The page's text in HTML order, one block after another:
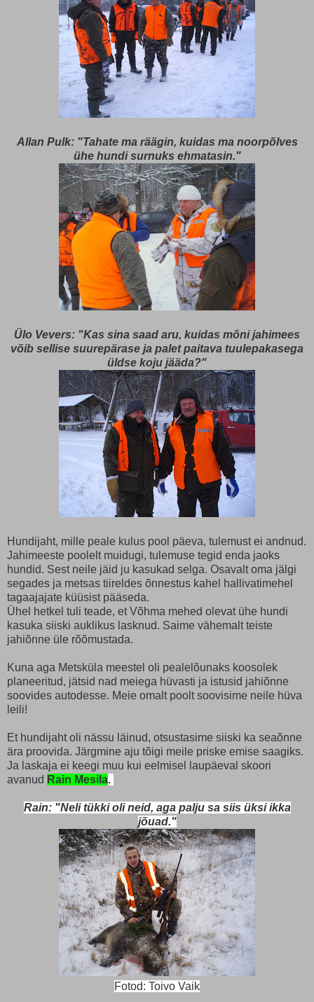
Allan Pulk: "Tahate ma räägin, kuidas ma noorpõlves
ühe hundi surnuks ehmatasin."
Ülo Vevers: "Kas sina saad aru, kuidas mõni jahimees
võib sellise suurepärase ja palet paitava tuulepakasega
üldse koju jääda?"
Hundijaht, mille peale kulus pool päeva, tulemust ei andnud.
Jahimeeste poolelt muidugi, tulemuse tegid enda jaoks
hundid. Sest neile jäid ju kasukad selga. Osavalt oma jälgi
segades ja metsas tiireldes õnnestus kahel hallivatimehel
tagaajajate küüsist pääseda.
Ühel hetkel tuli teade, et Võhma mehed olevat ühe hundi
kasuka siiski auklikus lasknud. Saime vähemalt teiste
jahiõnne üle rõõmustada.
Kuna aga Metsküla meestel oli pealelõunaks koosolek
planeeritud, jätsid nad meiega hüvasti ja istusid jahiõnne
soovides autodesse. Meie omalt poolt soovisime neile hüva
leili!
Et hundijaht oli nässu läinud, otsustasime siiski ka seaõnne
ära proovida. Järgmine aju tõigi meile priske emise saagiks.
Ja laskaja ei keegi muu kui eelmisel laupäeval skoori
avanud Rain Mesila.
Rain: "Neli tükki oli neid, aga palju sa siis üksi ikka
jõuad."
Fotod: Toivo Vaik